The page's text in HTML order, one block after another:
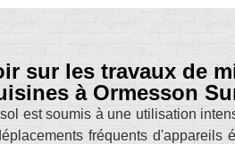
sur les travaux de
à Ormesson
est soumis à une utilisation
fréquents d'appareils